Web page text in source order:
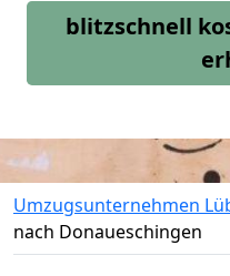
blitzschnell
Umzugsunternehmen
nach Donaueschingen